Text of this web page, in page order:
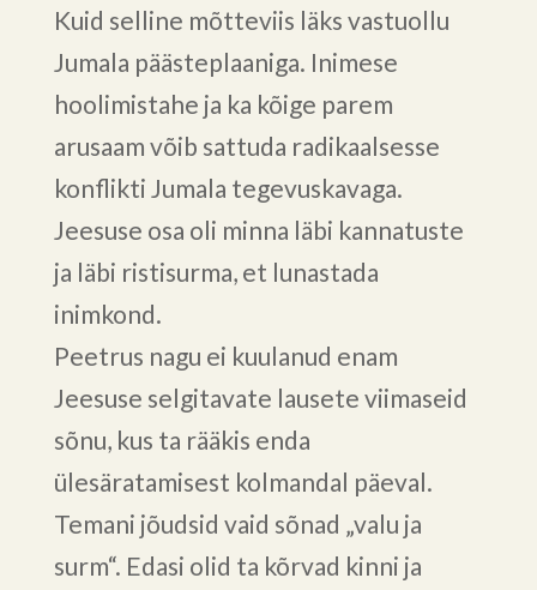
Kuid selline mõtteviis läks vastuollu
Jumala päästeplaaniga. Inimese
hoolimistahe ja ka kõige parem
arusaam võib sattuda radikaalsesse
konflikti Jumala tegevuskavaga.
Jeesuse osa oli minna läbi kannatuste
ja läbi ristisurma, et lunastada
inimkond.
Peetrus nagu ei kuulanud enam
Jeesuse selgitavate lausete viimaseid
sõnu, kus ta rääkis enda
ülesäratamisest kolmandal päeval.
Temani jõudsid vaid sõnad „valu ja
surm“. Edasi olid ta kõrvad kinni ja